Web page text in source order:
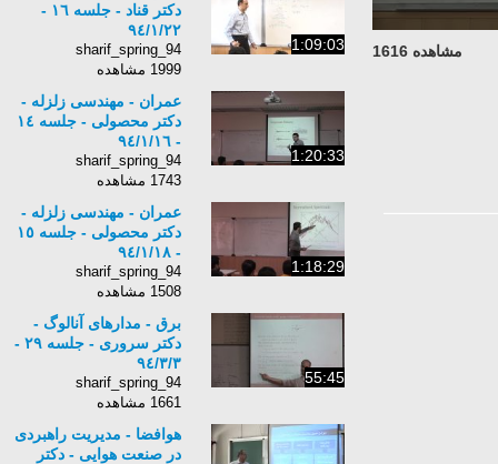
مشاهده 1616 1:09:03
دکتر قناد - جلسه ١٦ -
٩٤/١/٢٢
sharif_spring_94
1999 مشاهده
1:20:33
عمران - مهندسی زلزله -
دکتر محصولی - جلسه ١٤
- ٩٤/١/١٦
sharif_spring_94
1743 مشاهده
1:18:29
عمران - مهندسی زلزله -
دکتر محصولی - جلسه ١٥
- ٩٤/١/١٨
sharif_spring_94
1508 مشاهده
55:45
برق - مدارهای آنالوگ -
دکتر سروری - جلسه ٢٩ -
٩٤/٣/٣
sharif_spring_94
1661 مشاهده
هوافضا - مدیریت راهبردی
در صنعت هوایی - دکتر